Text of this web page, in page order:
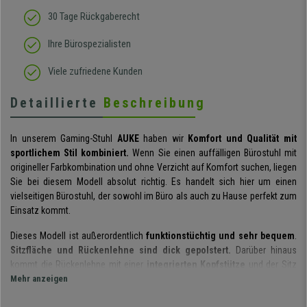
30 Tage Rückgaberecht
Ihre Bürospezialisten
Viele zufriedene Kunden
Detaillierte Beschreibung
In unserem Gaming-Stuhl AUKEhaben wir Komfort und Qualität mit
sportlichem Stil kombiniert. Wenn Sie einen auffälligen Bürostuhl mit
origineller Farbkombination und ohne Verzicht auf Komfort suchen, liegen
Sie bei diesem Modell absolut richtig. Es handelt sich hier um einen
vielseitigen Bürostuhl, der sowohl im Büro als auch zu Hause perfekt zum
Einsatz kommt.
Dieses Modell ist außerordentlichfunktionstüchtig und sehr bequem.
Sitzfläche und Rückenlehne sind dick gepolstert. Darüber hinaus
kommt die Rückenlehne mit einer
integrierten Kopfstütze
und der Sitz
ist dreh- und höhenverstellbar. Die
Mehr anzeigen